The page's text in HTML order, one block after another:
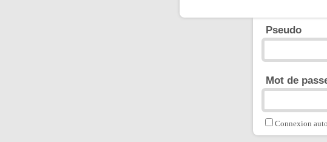
Pseudo
Mot de
Connexion